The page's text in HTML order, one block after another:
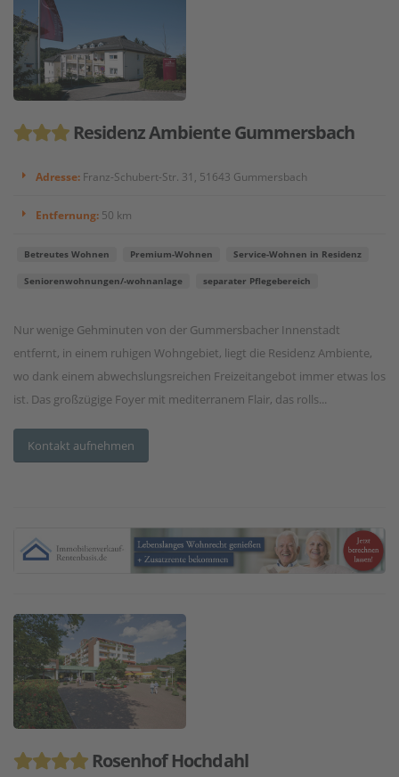
Residenz Ambiente Gummersbach
Adresse: Franz-Schubert-Str. 31, 51643 Gummersbach
Entfernung: 50 km
Betreutes Wohnen Premium-Wohnen Service-Wohnen in Residenz
Seniorenwohnungen/-wohnanlage separater Pflegebereich
Nur wenige Gehminuten von der Gummersbacher Innenstadt
entfernt, in einem ruhigen Wohngebiet, liegt die Residenz Ambiente,
wo dank einem abwechslungsreichen Freizeitangebot immer etwas los
ist. Das großzügige Foyer mit mediterranem Flair, das rolls...
Kontakt aufnehmen
Rosenhof Hochdahl